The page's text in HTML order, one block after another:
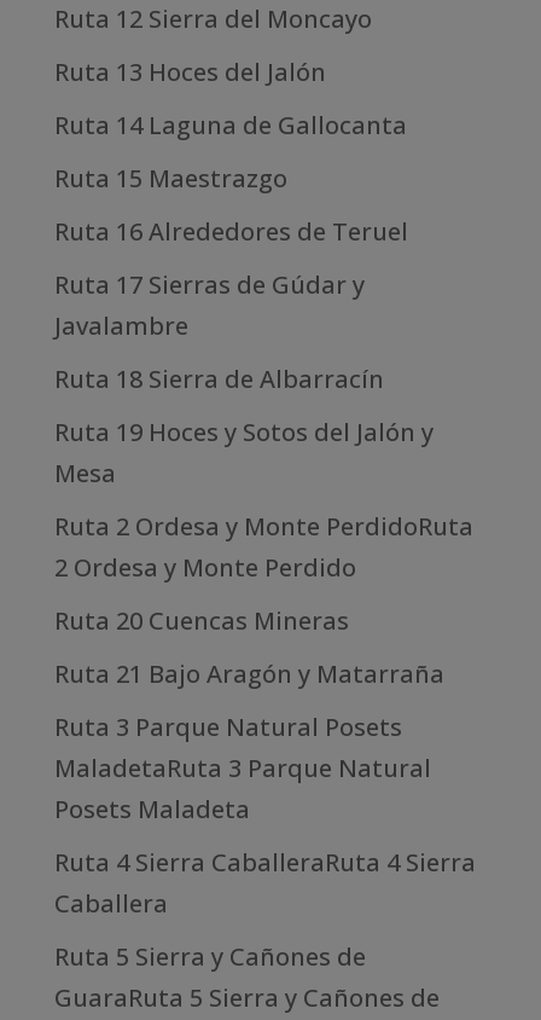
Ruta 12 Sierra del Moncayo
Ruta 13 Hoces del Jalón
Ruta 14 Laguna de Gallocanta
Ruta 15 Maestrazgo
Ruta 16 Alrededores de Teruel
Ruta 17 Sierras de Gúdar y
Javalambre
Ruta 18 Sierra de Albarracín
Ruta 19 Hoces y Sotos del Jalón y
Mesa
Ruta 2 Ordesa y Monte PerdidoRuta
2 Ordesa y Monte Perdido
Ruta 20 Cuencas Mineras
Ruta 21 Bajo Aragón y Matarraña
Ruta 3 Parque Natural Posets
MaladetaRuta 3 Parque Natural
Posets Maladeta
Ruta 4 Sierra CaballeraRuta 4 Sierra
Caballera
Ruta 5 Sierra y Cañones de
GuaraRuta 5 Sierra y Cañones de